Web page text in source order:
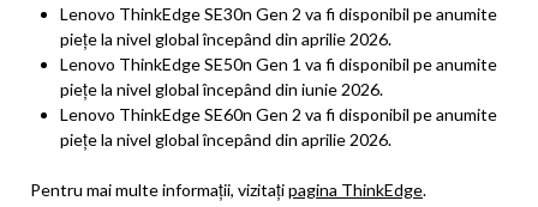
Lenovo ThinkEdge SE30n Gen 2 va fi disponibil pe anumite
piețe la nivel global începând din aprilie 2026.
Lenovo ThinkEdge SE50n Gen 1 va fi disponibil pe anumite
piețe la nivel global începând din iunie 2026.
Lenovo ThinkEdge SE60n Gen 2 va fi disponibil pe anumite
piețe la nivel global începând din aprilie 2026.
Pentru mai multe informații, vizitațipagina ThinkEdge.